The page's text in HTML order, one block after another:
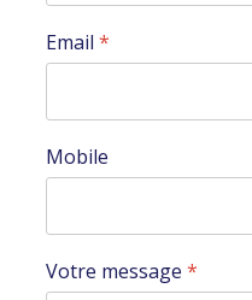
Email *
Mobile
Votre message *